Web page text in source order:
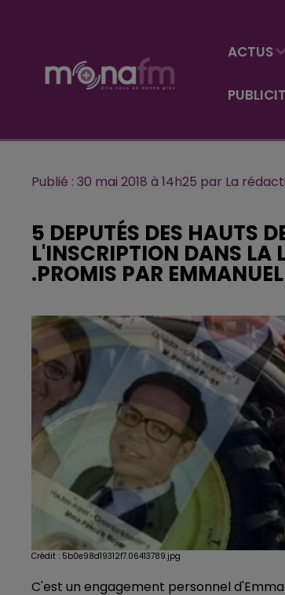
ACTUS
Publié : 30 mai 2018 à 14h25 par La
5 DEPUTÉS DES HAUTS
L'INSCRIPTION DANS LA
.PROMIS PAR
Crédit : 5b0e98d19312f7.06413789.jpg
C'est un engagement personnel